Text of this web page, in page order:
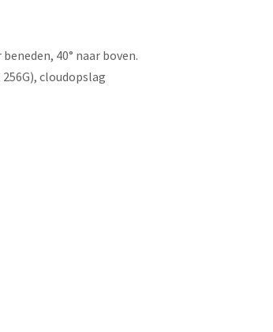
40° naar boven.
cloudopslag